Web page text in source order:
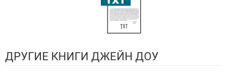
ДРУГИЕ КНИГИ ДЖЕЙН ДОУ